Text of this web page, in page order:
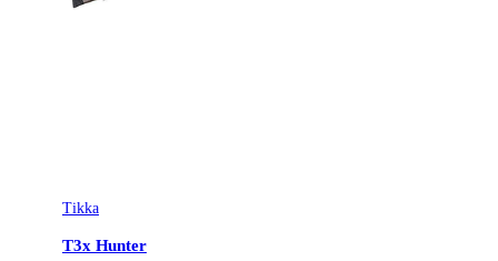
Tikka
T3x Hunter